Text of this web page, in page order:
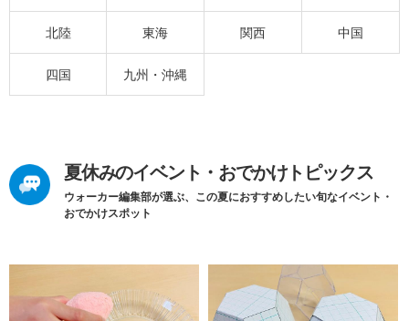
北陸 東海 関西 中国
四国 九州・沖縄
夏休みのイベント・おでかけトピックス
ウォーカー編集部が選ぶ、この夏におすすめしたい旬なイベント・
おでかけスポット